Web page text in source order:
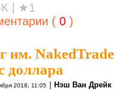
★1
( 0 )
им.
доллара
2018, 11:05 Нэш Ван Дрейк